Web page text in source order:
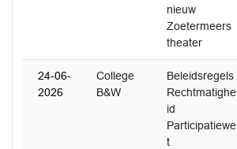
nieuw
Zoetermeers
theater
24-06-
2026
College
B&W
Beleidsregels
Rechtmatighe
id
Participatiewe
t